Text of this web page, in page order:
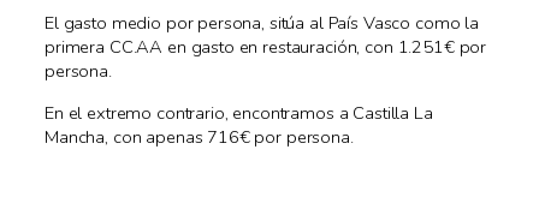
El gasto medio por persona, sitúa al País Vasco como la
primera CC.AA en gasto en restauración, con 1.251€ por
persona.
En el extremo contrario, encontramos a Castilla La
Mancha, con apenas 716€ por persona.